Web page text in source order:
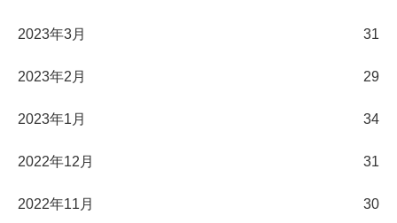
2023年3月 31
2023年2月 29
2023年1月 34
2022年12月 31
2022年11月 30